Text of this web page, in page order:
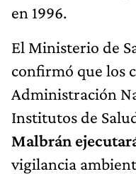
en 1996.
El Ministerio de
confirmó que los
Administración
Institutos de
Malbrán
vigilancia